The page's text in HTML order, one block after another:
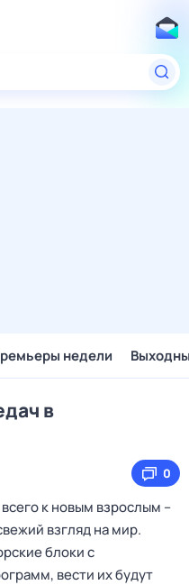
недели
в
0
к новым взрослым –
взгляд на мир.
блоки с
вести их будут